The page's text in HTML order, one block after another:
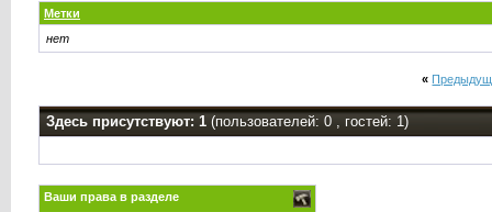
Метки
нет
«
Здесь присутствуют: 1 (пользователей: 0 , гостей: 1)
Ваши права в разделе